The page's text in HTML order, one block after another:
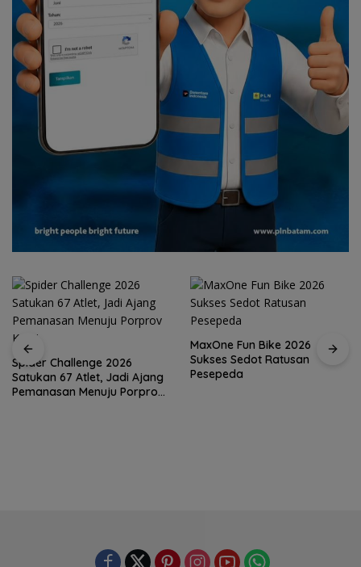
Spider Challenge 2026
Satukan 67 Atlet, Jadi Ajang
Pemanasan Menuju Porprov
MaxOne Fun Bike 2026
Sukses Sedot Ratusan
Pesepeda